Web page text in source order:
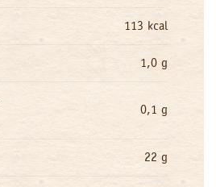
113 kcal
1,0 g
0,1 g
22 g